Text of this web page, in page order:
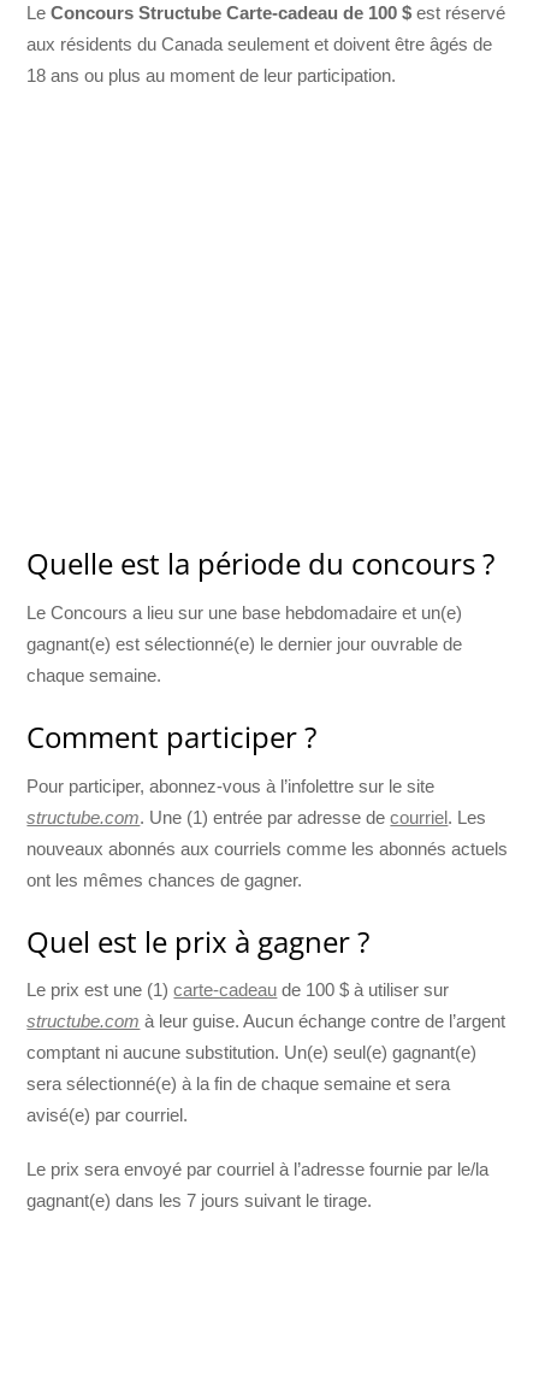
LeConcours Structube Carte-cadeau de 100 $ est réservé
aux résidents du Canada seulement et doivent être âgés de
18 ans ou plus au moment de leur participation.
Quelle est la période du concours ?
Le Concours a lieu sur une base hebdomadaire et un(e)
gagnant(e) est sélectionné(e) le dernier jour ouvrable de
chaque semaine.
Comment participer ?
Pour participer, abonnez-vous à l’infolettre sur le site
structube.com. Une (1) entrée par adresse decourriel. Les
nouveaux abonnés aux courriels comme les abonnés actuels
ont les mêmes chances de gagner.
Quel est le prix à gagner ?
Le prix est une (1)carte-cadeau de 100 $ à utiliser sur
structube.com à leur guise. Aucun échange contre de l’argent
comptant ni aucune substitution. Un(e) seul(e) gagnant(e)
sera sélectionné(e) à la fin de chaque semaine et sera
avisé(e) par courriel.
Le prix sera envoyé par courriel à l’adresse fournie par le/la
gagnant(e) dans les 7 jours suivant le tirage.